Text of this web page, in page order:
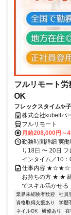
フルリモート
OK
フレックスタイム✨
株式会社kubellパ
フルリモート
月給208,000円～
勤務時間詳細 実
り18日 〜 20日
インタイム／10
仕事内容
お持ちの方 ★ ★
でスキル活
業界未経験者歓迎 社員
資格取得支援あり
学歴
ネイルOK
研修あり 在